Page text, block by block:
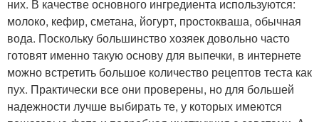
них. В качестве основного ингредиента используются:
молоко, кефир, сметана, йогурт, простокваша, обычная
вода. Поскольку большинство хозяек довольно часто
готовят именно такую основу для выпечки, в интернете
можно встретить большое количество рецептов теста как
пух. Практически все они проверены, но для большей
надежности лучше выбирать те, у которых имеются